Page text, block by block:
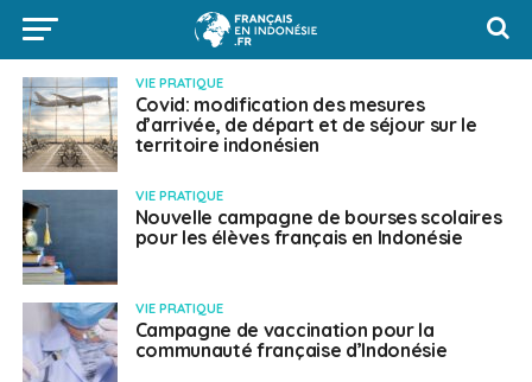
VIE PRATIQUE
Covid: modification des mesures
d’arrivée, de départ et de séjour sur le
territoire indonésien
VIE PRATIQUE
Nouvelle campagne de bourses scolaires
pour les élèves français en Indonésie
VIE PRATIQUE
Campagne de vaccination pour la
communauté française d’Indonésie